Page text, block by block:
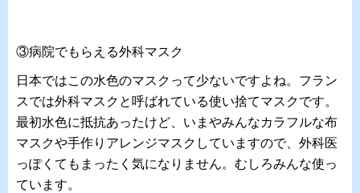
③病院でもらえる外科マスク
日本ではこの水色のマスクって少ないですよね。フラン
スでは外科マスクと呼ばれている使い捨てマスクです。
最初水色に抵抗あったけど、いまやみんなカラフルな布
マスクや手作りアレンジマスクしていますので、外科医
っぽくてもまったく気になりません。むしろみんな使っ
ています。